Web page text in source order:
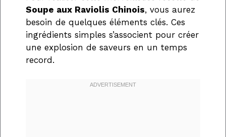
Soupe aux Raviolis Chinois, vous aurez
besoin de quelques éléments clés. Ces
ingrédients simples s’associent pour créer
une explosion de saveurs en un temps
record.